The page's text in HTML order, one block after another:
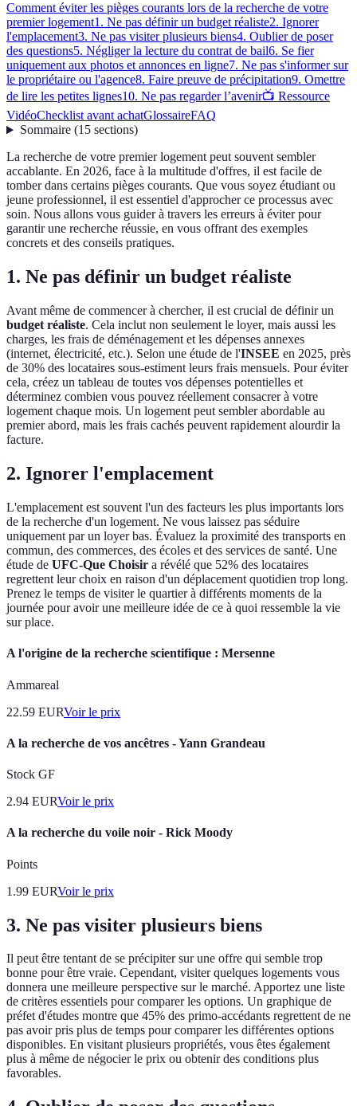
Comment éviter les pièges courants lors de la recherche de votre
premier logement1. Ne pas définir un budget réaliste2. Ignorer
l'emplacement3. Ne pas visiter plusieurs biens4. Oublier de poser
des questions5. Négliger la lecture du contrat de bail6. Se fier
uniquement aux photos et annonces en ligne7. Ne pas s'informer sur
le propriétaire ou l'agence8. Faire preuve de précipitation9. Omettre
de lire les petites lignes10. Ne pas regarder l’avenir📺 Ressource
VidéoChecklist avant achatGlossaireFAQ
Sommaire(15 sections)
La recherche de votre premier logement peut souvent sembler
accablante. En 2026, face à la multitude d'offres, il est facile de
tomber dans certains pièges courants. Que vous soyez étudiant ou
jeune professionnel, il est essentiel d'approcher ce processus avec
soin. Nous allons vous guider à travers les erreurs à éviter pour
garantir une recherche réussie, en vous offrant des exemples
concrets et des conseils pratiques.
1. Ne pas définir un budget réaliste
Avant même de commencer à chercher, il est crucial de définir un
budget réaliste. Cela inclut non seulement le loyer, mais aussi les
charges, les frais de déménagement et les dépenses annexes
(internet, électricité, etc.). Selon une étude de l'INSEE en 2025, près
de 30% des locataires sous-estiment leurs frais mensuels. Pour éviter
cela, créez un tableau de toutes vos dépenses potentielles et
déterminez combien vous pouvez réellement consacrer à votre
logement chaque mois. Un logement peut sembler abordable au
premier abord, mais les frais cachés peuvent rapidement alourdir la
facture.
2. Ignorer l'emplacement
L'emplacement est souvent l'un des facteurs les plus importants lors
de la recherche d'un logement. Ne vous laissez pas séduire
uniquement par un loyer bas. Évaluez la proximité des transports en
commun, des commerces, des écoles et des services de santé. Une
étude de UFC-Que Choisir a révélé que 52% des locataires
regrettent leur choix en raison d'un déplacement quotidien trop long.
Prenez le temps de visiter le quartier à différents moments de la
journée pour avoir une meilleure idée de ce à quoi ressemble la vie
sur place.
A l'origine de la recherche scientifique : Mersenne
Ammareal
22.59 EURVoir le prix
A la recherche de vos ancêtres - Yann Grandeau
Stock GF
2.94 EURVoir le prix
A la recherche du voile noir - Rick Moody
Points
1.99 EURVoir le prix
3. Ne pas visiter plusieurs biens
Il peut être tentant de se précipiter sur une offre qui semble trop
bonne pour être vraie. Cependant, visiter quelques logements vous
donnera une meilleure perspective sur le marché. Apportez une liste
de critères essentiels pour comparer les options. Un graphique de
préfet d'études montre que 45% des primo-accédants regrettent de ne
pas avoir pris plus de temps pour comparer les différentes options
disponibles. En visitant plusieurs propriétés, vous êtes également
plus à même de négocier le prix ou obtenir des conditions plus
favorables.